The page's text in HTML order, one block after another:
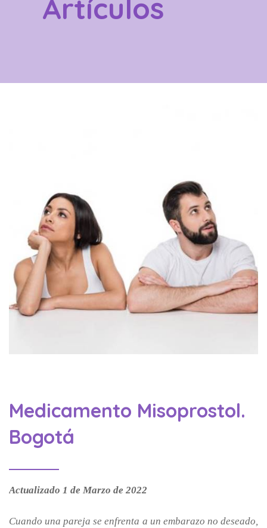
Artículos
Medicamento Misoprostol.
Bogotá
Actualizado 1 de Marzo de 2022
Cuando una pareja se enfrenta a un embarazo no deseado,